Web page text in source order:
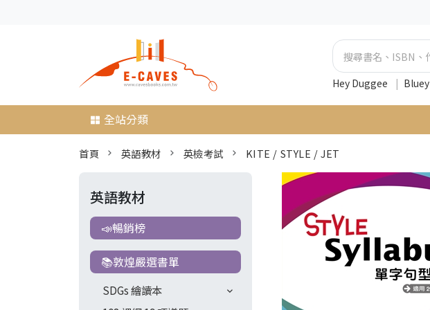
Hey Duggee | Bluey
全站分類
首頁 英語教材 英檢考試 KITE / STYLE / JET
英語教材
📣暢銷榜
📚敦煌嚴選書單
SDGs 繪讀本